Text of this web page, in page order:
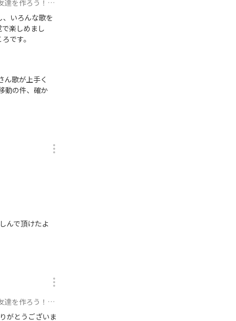
！！🎉 に参加
いろんな歌を
楽しめまし
です。
ん歌が上手く
動の件、確か
んで頂けたよ
！！🎉 に参加
がとうございま